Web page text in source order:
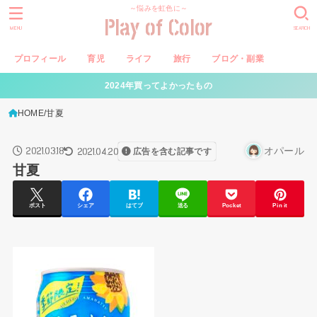
～悩みを虹色に～
Play of Color
プロフィール 育児 ライフ 旅行 ブログ・副業
SEARCH
MENU
2024年買ってよかったもの
HOME 甘夏
2021.03.18 2021.04.20 広告を含む記事です オパール
甘夏
ポスト シェア はてブ 送る Pocket Pin it